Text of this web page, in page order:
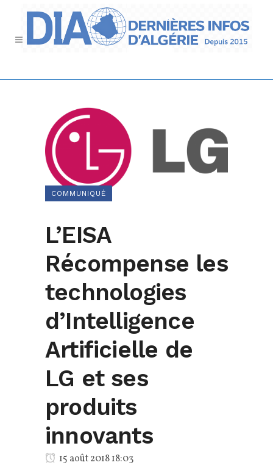
COMMUNIQUÉ
L’EISA
Récompense les
technologies
d’Intelligence
Artificielle de
LG et ses
produits
innovants
15 août 2018 18:03